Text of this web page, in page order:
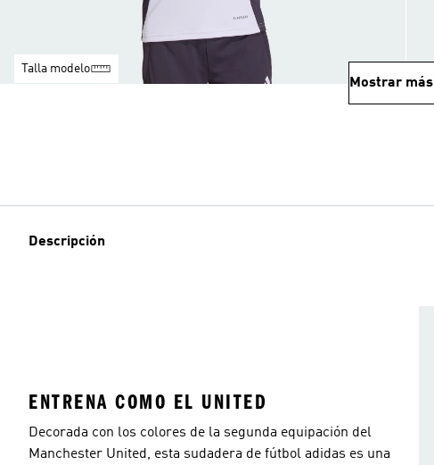
Talla modelo
Mostrar más
Descripción
ENTRENA COMO EL UNITED
Decorada con los colores de la segunda equipación del
Manchester United, esta sudadera de fútbol adidas es una